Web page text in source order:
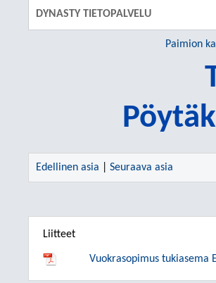
DYNASTY TIETOPALVELU
Paimion
Edellinen asia Seuraava asia
Liitteet
Vuokrasopimus tukiasema